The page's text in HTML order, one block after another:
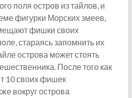
поля остров из тайлов, и
фигурки Морских змеев,
фишки своих
стараясь запомнить их
острова может стоять
После того как
10 своих фишек
вокруг острова